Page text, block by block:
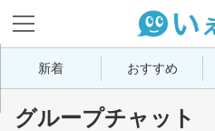
新着 おすすめ
グループチャット